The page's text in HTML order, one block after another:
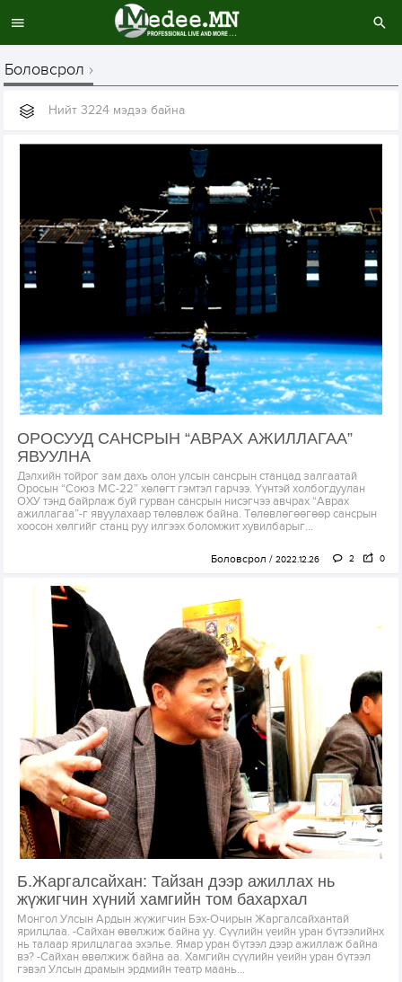
Боловсрол
Нийт 3224 мэдээ байна
ОРОСУУД САНСРЫН “АВРАХ АЖИЛЛАГАА”
ЯВУУЛНА
Дэлхийн тойрог зам дахь олон улсын сансрын станцад залгаатай
Оросын “Союз МС-22” хөлөгт гэмтэл гарчээ. Үүнтэй холбогдуулан
ОХУ тэнд байрлаж буй гурван сансрын нисэгчээ авчрах “Аврах
ажиллагаа”-г явуулахаар төлөвлөж байна. Төлөвлөгөөгөөр сансрын
хоосон хөлгийг станц руу илгээх боломжит хувилбарыг...
Боловсрол 2022.12.26 2 0
Б.Жаргалсайхан: Тайзан дээр ажиллах нь
жүжигчин хүний хамгийн том бахархал
Монгол Улсын Ардын жүжигчин Бэх-Очирын Жаргалсайхантай
ярилцлаа. -Сайхан өвөлжиж байна уу. Сүүлийн үеийн уран бүтээлийнх
нь талаар ярилцлагаа эхэлье. Ямар уран бүтээл дээр ажиллаж байна
вэ? -Сайхан өвөлжиж байна аа. Хамгийн сүүлийн үеийн уран бүтээл
гэвэл Улсын драмын эрдмийн театр маань...